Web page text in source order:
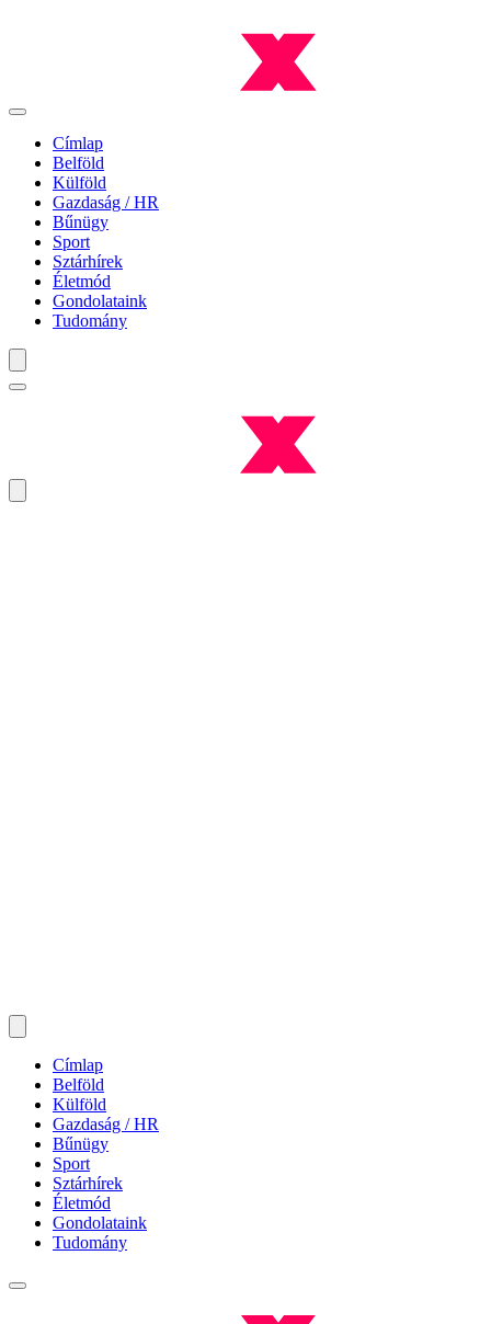
Címlap
Belföld
Külföld
Gazdaság / HR
Bűnügy
Sport
Sztárhírek
Életmód
Gondolataink
Tudomány
Címlap
Belföld
Külföld
Gazdaság / HR
Bűnügy
Sport
Sztárhírek
Életmód
Gondolataink
Tudomány